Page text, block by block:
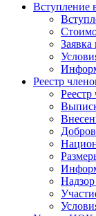
Вступление
Заявка
Реестр